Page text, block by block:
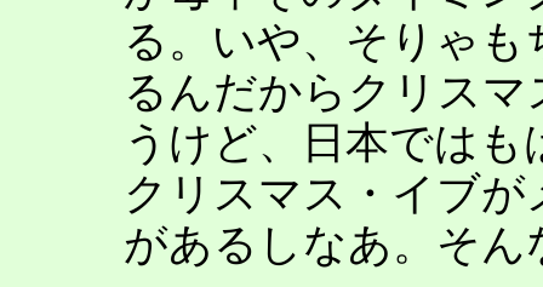
る。いや、そりゃ
るんだからクリス
うけど、日本では
クリスマス・イブ
があるしなあ。そ